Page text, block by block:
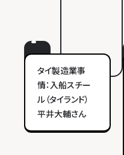
タイ製造業事
情：入船スチー
ル（タイランド）
平井大輔さん